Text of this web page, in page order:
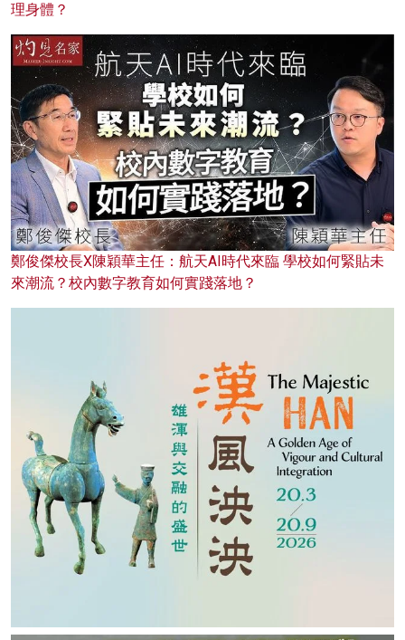
理身體？
鄭俊傑校長X陳穎華主任：航天AI時代來臨 學校如何緊貼未
來潮流？校內數字教育如何實踐落地？